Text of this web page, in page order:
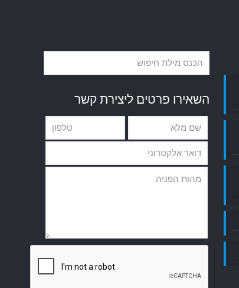
השאירו פרטים ליצירת קשר